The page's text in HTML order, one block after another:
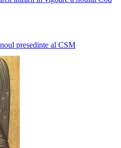
presedinte al CSM